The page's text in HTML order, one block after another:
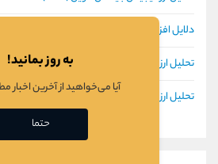
دلایل افزایش و کاهش قیمت ارز دیجیتال بایننس
تحلیل ارز دیجیتال دوج کوین (DOGE)
تحلیل ارز دیجیتال ایاس (EOS)
به روز بمانید!
آیا می‌خواهید از آخرین اخبار
حتما